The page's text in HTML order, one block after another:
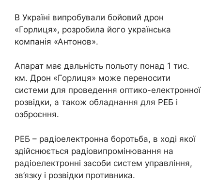
В Україні випробували бойовий дрон
«Горлиця», розробила його українська
компанія «Антонов».
Апарат має дальність польоту понад 1 тис.
км. Дрон «Горлиця» може переносити
системи для проведення оптико-електронної
розвідки, а також обладнання для РЕБ і
озброєння.
РЕБ – радіоелектронна боротьба, в ході якої
здійснюється радіовипромінювання на
радіоелектронні засоби систем управління,
зв’язку і розвідки противника.